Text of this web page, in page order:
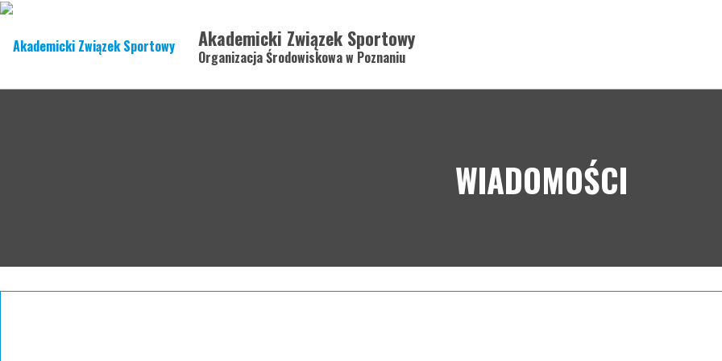
Akademicki Związek Sportowy
Organizacja Środowiskowa w Poznaniu
WIADOMOŚCI